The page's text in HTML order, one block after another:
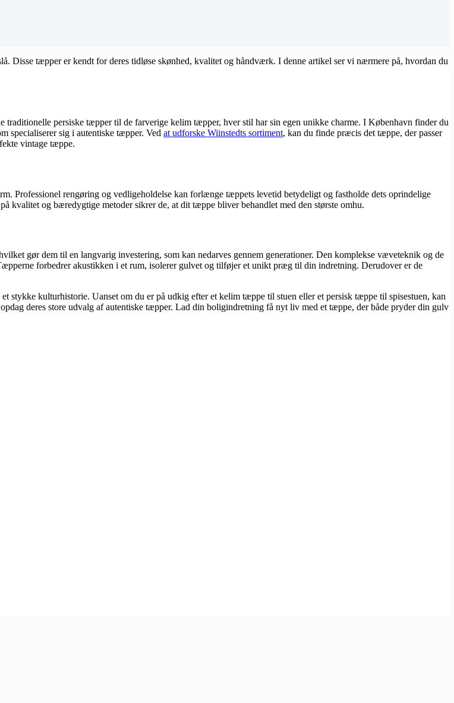
Disse tæpper er kendt for deres tidløse skønhed, kvalitet og håndværk. I denne artikel ser vi nærmere på, hvordan du
persiske tæpper til de farverige kelim tæpper, hver stil har sin egen unikke charme. I København finder du
specialiserer sig i autentiske tæpper. Ved at udforske Wiinstedts sortiment, kan du finde præcis det tæppe, der passer
vintage tæppe.
Professionel rengøring og vedligeholdelse kan forlænge tæppets levetid betydeligt og fastholde dets oprindelige
kvalitet og bæredygtige metoder sikrer de, at dit tæppe bliver behandlet med den største omhu.
gør dem til en langvarig investering, som kan nedarves gennem generationer. Den komplekse væveteknik og de
forbedrer akustikken i et rum, isolerer gulvet og tilføjer et unikt præg til din indretning. Derudover er de
kulturhistorie. Uanset om du er på udkig efter et kelim tæppe til stuen eller et persisk tæppe til spisestuen, kan
deres store udvalg af autentiske tæpper. Lad din boligindretning få nyt liv med et tæppe, der både pryder din gulv